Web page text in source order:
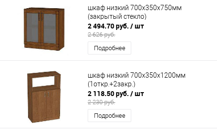
шкаф низкий 700х350х750мм
(закрытый стекло)
2 494.70 руб. / шт
2 626 руб.
Подробнее
шкаф низкий 700х350х1200мм
(1откр.+2закр.)
2 118.50 руб. / шт
2 230 руб.
Подробнее